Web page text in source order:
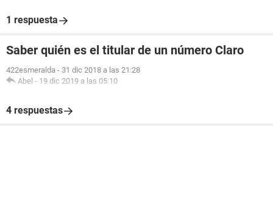
1 respuesta
Saber quién es el titular de un número Claro
422esmeralda - 31 dic 2018 a las 21:28
Abel - 19 dic 2019 a las 05:10
4 respuestas